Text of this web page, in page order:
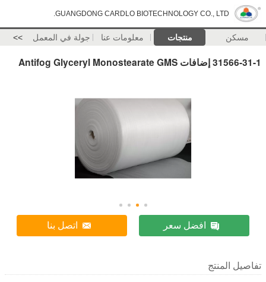
GUANGDONG CARDLO BIOTECHNOLOGY CO., LTD.
مسكن منتجات معلومات عنا جولة في المعمل >>
31566-31-1 إضافات Antifog Glyceryl Monostearate GMS
افضل سعر اتصل بنا
تفاصيل المنتج